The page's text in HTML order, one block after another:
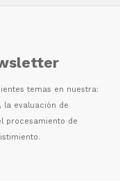
temas en nuestra:
la evaluación de
procesamiento de